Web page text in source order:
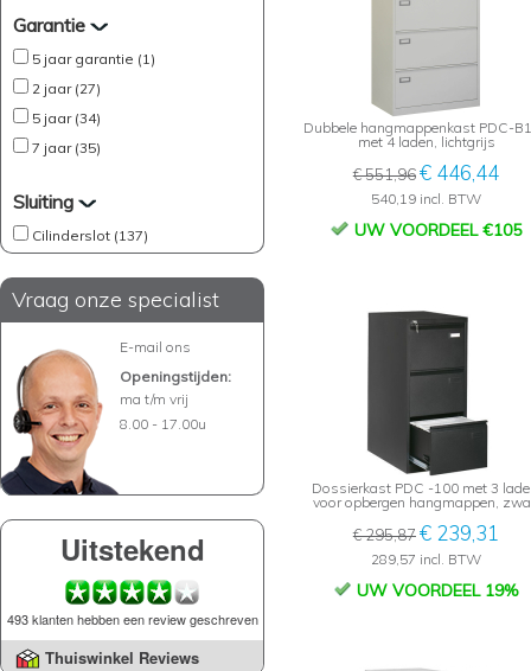
Garantie
5 jaar garantie (1)
2 jaar (27)
5 jaar (34)
7 jaar (35)
Sluiting
Cilinderslot (137)
Vraag onze specialist
E-mail ons
Openingstijden:
ma t/m vrij
8.00 - 17.00u
Uitstekend
493 klanten hebben een review geschreven
Thuiswinkel Reviews
Dubbele hangmappenkast PDC-
met 4 laden, lichtgrijs
€ 551,96€ 446,44
540,19 incl. BTW
UW VOORDEEL €105
Dossierkast PDC -100 met 3
voor opbergen hangmappen,
€ 295,87€ 239,31
289,57 incl. BTW
UW VOORDEEL 19%